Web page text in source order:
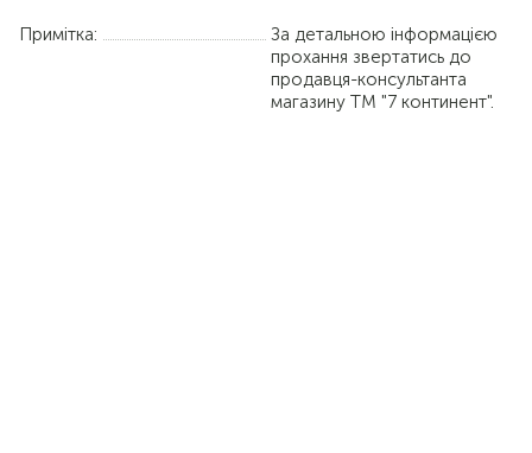
Примітка:
За детальною інформацією
прохання звертатись до
продавця-консультанта
магазину ТМ "7 континент".